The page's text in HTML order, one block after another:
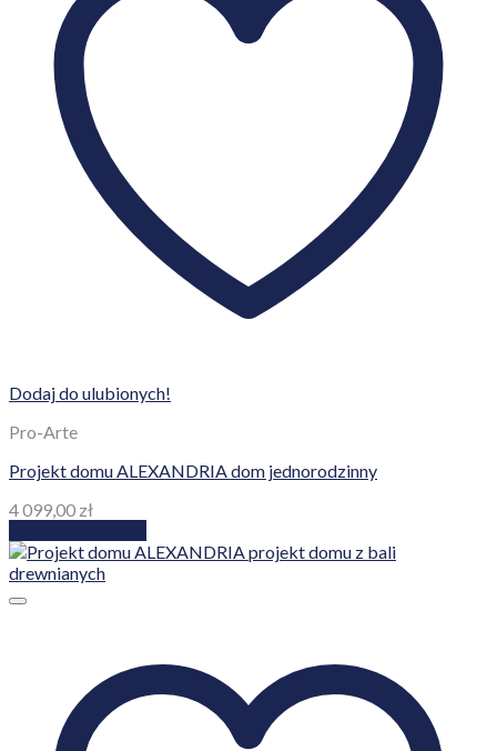
Dodaj do ulubionych!
Pro-Arte
Projekt domu ALEXANDRIA dom jednorodzinny
4 099,00 zł